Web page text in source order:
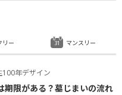
100年デザイン
期限がある？墓じまいの流れ
リー マンスリー